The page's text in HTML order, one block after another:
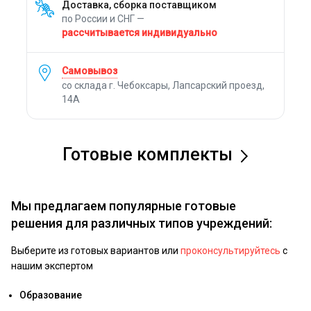
Доставка, сборка поставщиком
по России и СНГ —
рассчитывается индивидуально
Самовывоз
со склада г. Чебоксары, Лапсарский проезд,
14А
Готовые комплекты
Мы предлагаем популярные готовые
решения для различных типов учреждений:
Выберите из готовых вариантов или проконсультируйтесь с
нашим экспертом
Образование